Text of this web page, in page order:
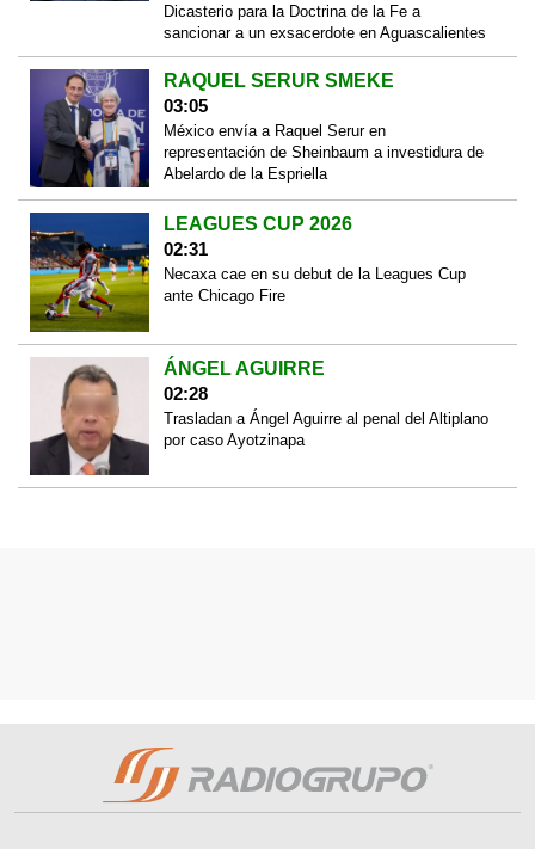
Dicasterio para la Doctrina de la Fe a
sancionar a un exsacerdote en Aguascalientes
RAQUEL SERUR SMEKE
03:05
México envía a Raquel Serur en
representación de Sheinbaum a investidura de
Abelardo de la Espriella
LEAGUES CUP 2026
02:31
Necaxa cae en su debut de la Leagues Cup
ante Chicago Fire
ÁNGEL AGUIRRE
02:28
Trasladan a Ángel Aguirre al penal del Altiplano
por caso Ayotzinapa